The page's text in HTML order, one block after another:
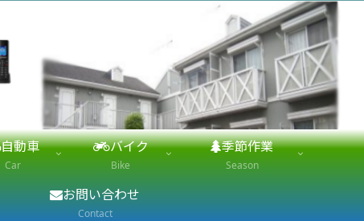
自動車
Car
バイク
Bike
季節作業
Season
お問い合わせ
Contact